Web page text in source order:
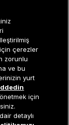
Holding
çerezler
zorunlu
ve bu
yurt
için
detaylı